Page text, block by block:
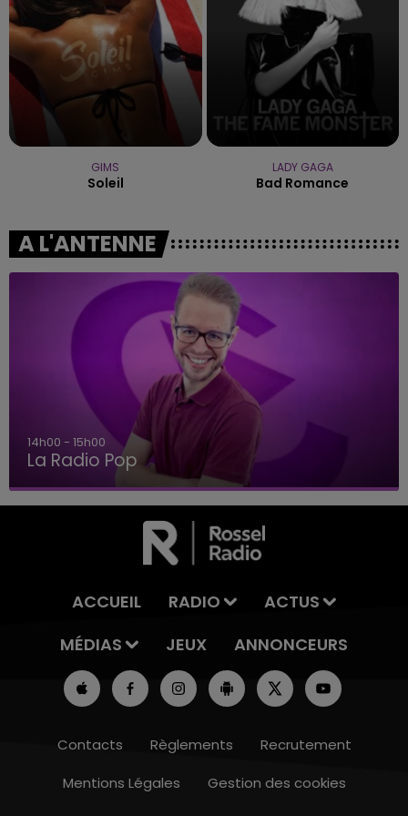
GIMS
Soleil
LADY GAGA
Bad Romance
A L'ANTENNE
14h00 - 15h00
La Radio Pop
ACCUEIL RADIO
ACTUS
MÉDIAS
JEUX ANNONCEURS
Contacts Règlements
Recrutement
Mentions Légales
Gestion des cookies